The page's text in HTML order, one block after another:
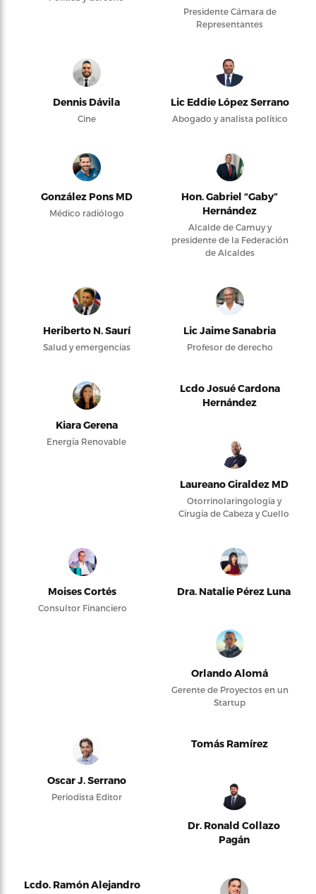
Presidente Cámara de
Representantes
Dennis Dávila
Cine
Lic Eddie López Serrano
Abogado y analista político
González Pons MD
Médico radiólogo
Hon. Gabriel “Gaby”
Hernández
Alcalde de Camuy y
presidente de la Federación
de Alcaldes
Heriberto N. Saurí
Salud y emergencias
Lic Jaime Sanabria
Profesor de derecho
Kiara Gerena
Energía Renovable
Lcdo Josué Cardona
Hernández
Laureano Giraldez MD
Otorrinolaringología y
Cirugía de Cabeza y Cuello
Moises Cortés
Consultor Financiero
Dra. Natalie Pérez Luna
Orlando Alomá
Gerente de Proyectos en un
Startup
Oscar J. Serrano
Periodista Editor
Tomás Ramírez
Dr. Ronald Collazo
Pagán
Lcdo. Ramón Alejandro